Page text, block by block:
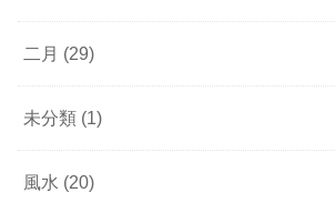
二月 (29)
未分類 (1)
風水 (20)